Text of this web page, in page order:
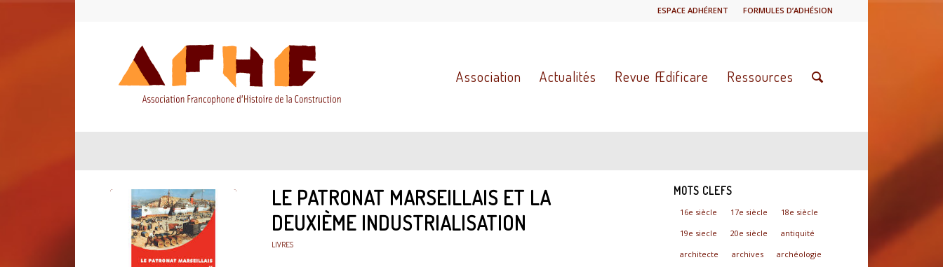
ESPACE ADHÉRENT FORMULES D’ADHÉSION
Association Actualités Revue Ædificare Ressources
LE PATRONAT MARSEILLAIS ET LA
DEUXIÈME INDUSTRIALISATION
LIVRES
MOTS CLEFS
16e siècle 17e siècle
18e siècle
19e siecle
20e siècle
antiquité
architecte
archives
archéologie